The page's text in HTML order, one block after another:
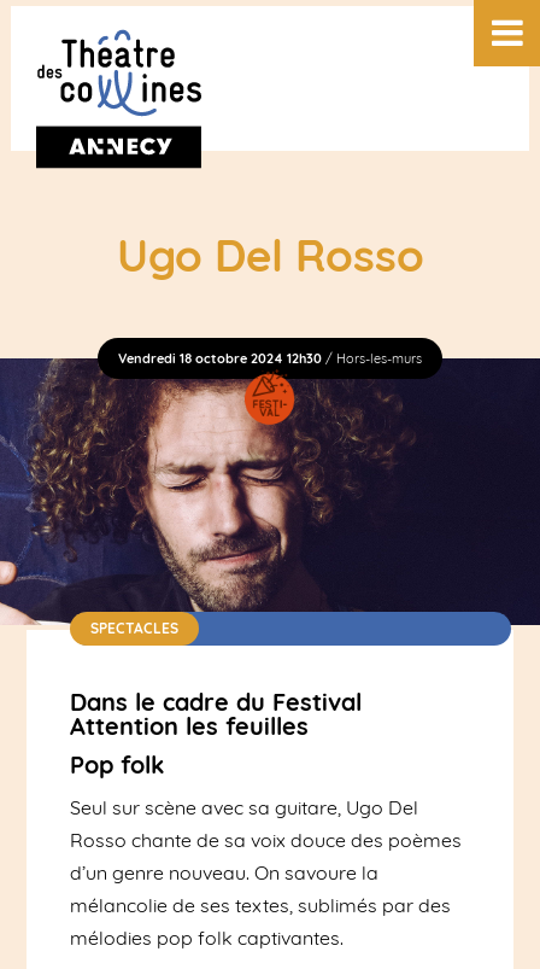
Ugo Del Rosso
Vendredi 18 octobre 2024 12h30 / Hors-les-murs
SPECTACLES
Dans le cadre du Festival
Attention les feuilles
Pop folk
Seul sur scène avec sa guitare, Ugo Del
Rosso chante de sa voix douce des poèmes
d’un genre nouveau. On savoure la
mélancolie de ses textes, sublimés par des
mélodies pop folk captivantes.